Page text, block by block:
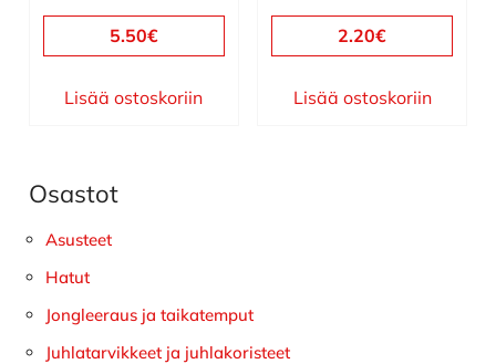
5.50€
Lisää ostoskoriin
2.20€
Lisää ostoskoriin
Ensisijainen
sivupalkki
Osastot
Asusteet
Hatut
Jongleeraus ja taikatemput
Juhlatarvikkeet ja juhlakoristeet